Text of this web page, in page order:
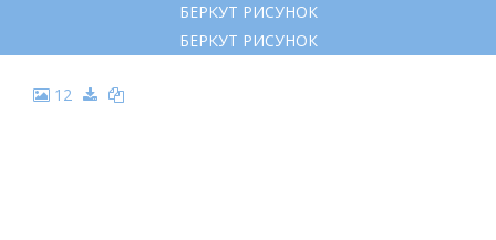
БЕРКУТ РИСУНОК
БЕРКУТ РИСУНОК
12